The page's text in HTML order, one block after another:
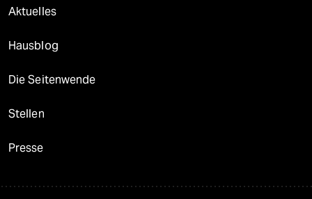
Aktuelles
Hausblog
Die Seitenwende
Stellen
Presse